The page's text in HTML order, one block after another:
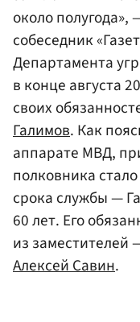
около
собеседник
Департамента
в конце августа
своих
Галимов. Как
аппарате МВД,
полковника
срока службы —
60 лет. Его
из заместителей
Алексей Савин.